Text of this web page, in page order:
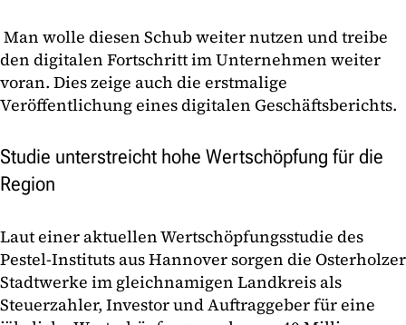
Man wolle diesen Schub weiter nutzen und treibe
den digitalen Fortschritt im Unternehmen weiter
voran. Dies zeige auch die erstmalige
Veröffentlichung eines digitalen Geschäftsberichts.
Studie unterstreicht hohe Wertschöpfung für die
Region
Laut einer aktuellen Wertschöpfungsstudie des
Pestel-Instituts aus Hannover sorgen die Osterholzer
Stadtwerke im gleichnamigen Landkreis als
Steuerzahler, Investor und Auftraggeber für eine